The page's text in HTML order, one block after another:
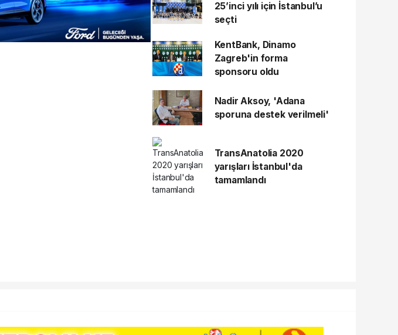
25’inci yılı için İstanbul’u
seçti
KentBank, Dinamo
Zagreb'in forma
sponsoru oldu
Nadir Aksoy, 'Adana
sporuna destek verilmeli'
TransAnatolia 2020
yarışları İstanbul'da
tamamlandı